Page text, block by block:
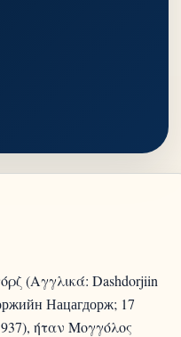
(Αγγλικά: Dashdorjiin
Нацагдорж; 17
ήταν Μογγόλος